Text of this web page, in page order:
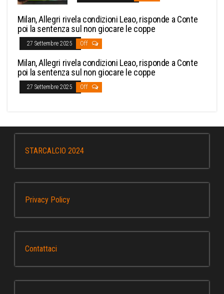
Milan, Allegri rivela condizioni Leao, risponde a Conte
poi la sentenza sul non giocare le coppe
27 Settembre 2025 Off
Milan, Allegri rivela condizioni Leao, risponde a Conte
poi la sentenza sul non giocare le coppe
27 Settembre 2025 Off
STARCALCIO 2024
Privacy Policy
Contattaci